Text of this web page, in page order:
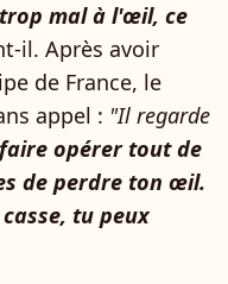
mal à l'œil, ce
il. Après avoir
de France, le
appel : "Il regarde
opérer tout de
de perdre ton œil.
tu peux